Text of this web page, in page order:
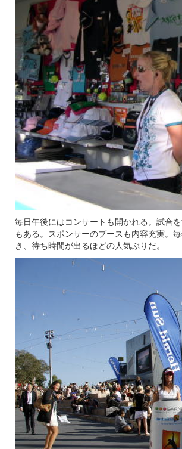
毎日午後にはコンサートも開かれる。試合
もある。スポンサーのブースも内容充実。
き、待ち時間が出るほどの人気ぶりだ。